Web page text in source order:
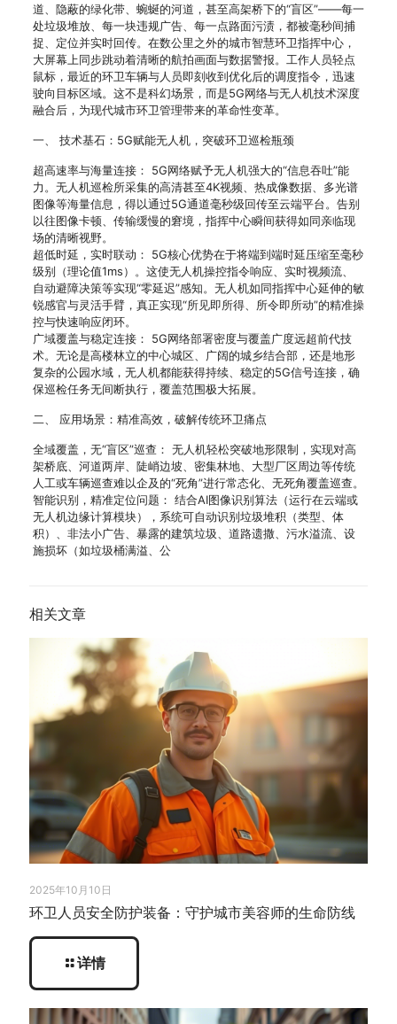
道、隐蔽的绿化带、蜿蜒的河道，甚至高架桥下的“盲区”——每一
处垃圾堆放、每一块违规广告、每一点路面污渍，都被毫秒间捕
捉、定位并实时回传。在数公里之外的城市智慧环卫指挥中心，
大屏幕上同步跳动着清晰的航拍画面与数据警报。工作人员轻点
鼠标，最近的环卫车辆与人员即刻收到优化后的调度指令，迅速
驶向目标区域。这不是科幻场景，而是5G网络与无人机技术深度
融合后，为现代城市环卫管理带来的革命性变革。
一、 技术基石：5G赋能无人机，突破环卫巡检瓶颈
超高速率与海量连接： 5G网络赋予无人机强大的“信息吞吐”能
力。无人机巡检所采集的高清甚至4K视频、热成像数据、多光谱
图像等海量信息，得以通过5G通道毫秒级回传至云端平台。告别
以往图像卡顿、传输缓慢的窘境，指挥中心瞬间获得如同亲临现
场的清晰视野。
超低时延，实时联动： 5G核心优势在于将端到端时延压缩至毫秒
级别（理论值1ms）。这使无人机操控指令响应、实时视频流、
自动避障决策等实现“零延迟”感知。无人机如同指挥中心延伸的敏
锐感官与灵活手臂，真正实现“所见即所得、所令即所动”的精准操
控与快速响应闭环。
广域覆盖与稳定连接： 5G网络部署密度与覆盖广度远超前代技
术。无论是高楼林立的中心城区、广阔的城乡结合部，还是地形
复杂的公园水域，无人机都能获得持续、稳定的5G信号连接，确
保巡检任务无间断执行，覆盖范围极大拓展。
二、 应用场景：精准高效，破解传统环卫痛点
全域覆盖，无“盲区”巡查： 无人机轻松突破地形限制，实现对高
架桥底、河道两岸、陡峭边坡、密集林地、大型厂区周边等传统
人工或车辆巡查难以企及的“死角”进行常态化、无死角覆盖巡查。
智能识别，精准定位问题： 结合AI图像识别算法（运行在云端或
无人机边缘计算模块），系统可自动识别垃圾堆积（类型、体
积）、非法小广告、暴露的建筑垃圾、道路遗撒、污水溢流、设
施损坏（如垃圾桶满溢、公
相关文章
2025年10月10日
环卫人员安全防护装备：守护城市美容师的生命防线
详情